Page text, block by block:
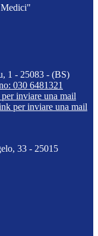
1 - 25083 - (BS)
030 6481321
inviare una mail
per inviare una mail
33 - 25015